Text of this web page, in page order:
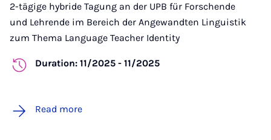
2-tägige hybride Tagung an der UPB für Forschende
und Lehrende im Bereich der Angewandten Linguistik
zum Thema Language Teacher Identity
Duration: 11/2025 - 11/2025
Read more